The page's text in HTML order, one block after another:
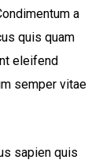
a
quis quam
eleifend
semper vitae
sapien quis